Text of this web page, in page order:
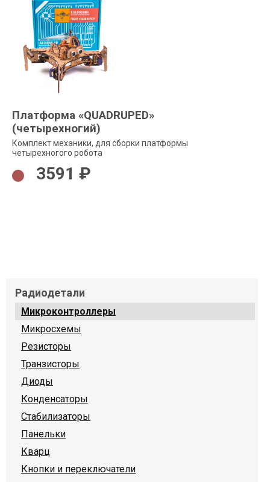
Платформа «QUADRUPED»
(четырехногий)
Комплект механики, для сборки платформы
четырехногого робота
3591 ₽
Радиодетали
Микроконтроллеры
Микросхемы
Резисторы
Транзисторы
Диоды
Конденсаторы
Стабилизаторы
Панельки
Кварц
Кнопки и переключатели